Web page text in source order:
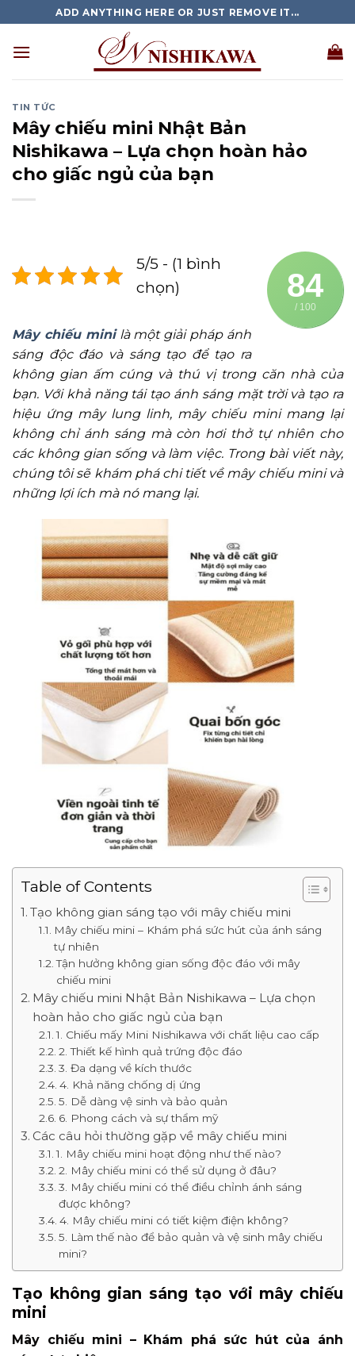
to
content
ADD ANYTHING HERE OR JUST REMOVE IT...
TIN TỨC
Mây chiếu mini Nhật Bản
Nishikawa – Lựa chọn hoàn hảo
cho giấc ngủ của bạn
84
/ 100
5/5 - (1 bình
chọn)
Mây chiếu minilà một giải pháp ánh
sáng độc đáo và sáng tạo để tạo ra
không gian ấm cúng và thú vị trong căn nhà của
bạn. Với khả năng tái tạo ánh sáng mặt trời và tạo ra
hiệu ứng mây lung linh, mây chiếu mini mang lại
không chỉ ánh sáng mà còn hơi thở tự nhiên cho
các không gian sống và làm việc. Trong bài viết này,
chúng tôi sẽ khám phá chi tiết về mây chiếu mini và
những lợi ích mà nó mang lại.
Table of Contents
Tạo không gian sáng tạo với mây chiếu mini
Mây chiếu mini – Khám phá sức hút của ánh sáng
tự nhiên
Tận hưởng không gian sống độc đáo với mây
chiếu mini
Mây chiếu mini Nhật Bản Nishikawa – Lựa chọn
hoàn hảo cho giấc ngủ của bạn
1. Chiếu mấy Mini Nishikawa với chất liệu cao cấp
2. Thiết kế hình quả trứng độc đáo
3. Đa dạng về kích thước
4. Khả năng chống dị ứng
5. Dễ dàng vệ sinh và bảo quản
6. Phong cách và sự thẩm mỹ
Các câu hỏi thường gặp về mây chiếu mini
1. Mây chiếu mini hoạt động như thế nào?
2. Mây chiếu mini có thể sử dụng ở đâu?
3. Mây chiếu mini có thể điều chỉnh ánh sáng
được không?
4. Mây chiếu mini có tiết kiệm điện không?
5. Làm thế nào để bảo quản và vệ sinh mây chiếu
mini?
Tạo không gian sáng tạo với mây chiếu
mini
Mây chiếu mini – Khám phá sức hút của ánh